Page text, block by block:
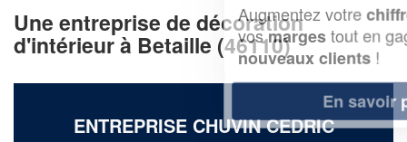
Une entreprise de décoration
d'intérieur à Betaille (46110)
ENTREPRISE CHUVIN CEDRIC
Augmentez votrechiffre d'affaireset
vosmargestout en gagnant de
nouveaux clients!